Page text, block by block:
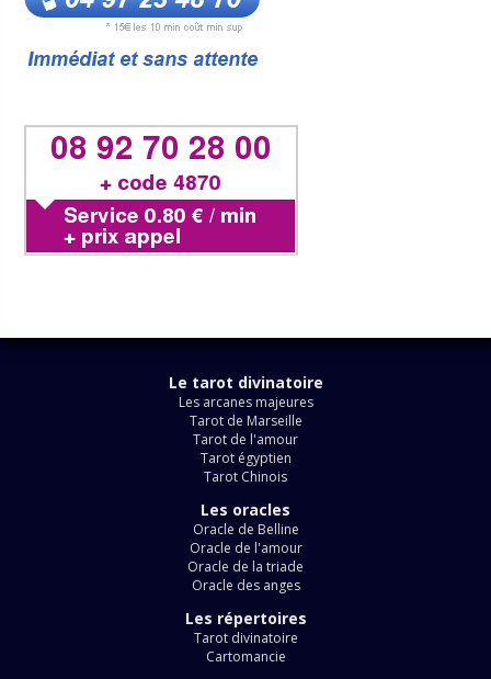
Le tarot divinatoire
Les arcanes majeures
Tarot de Marseille
Tarot de l'amour
Tarot égyptien
Tarot Chinois
Les oracles
Oracle de Belline
Oracle de l'amour
Oracle de la triade
Oracle des anges
Les répertoires
Tarot divinatoire
Cartomancie